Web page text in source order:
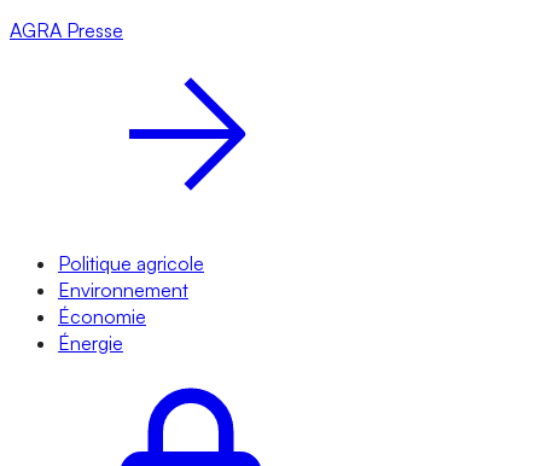
AGRA Presse
Politique agricole
Environnement
Économie
Énergie